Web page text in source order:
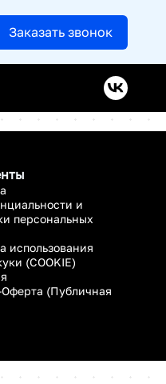
Заказать звонок
и
персональных
использования
(COOKIE)
(Публичная